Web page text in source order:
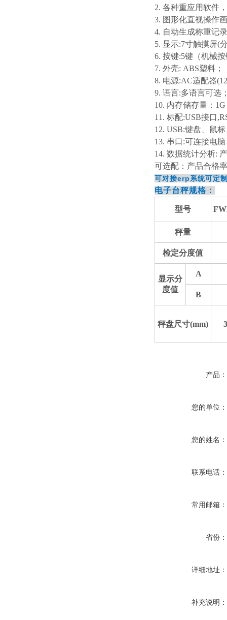
2. 各种重应用软件
3. 图形化直视操作
4. 自动生成称重记
5. 显示:7寸触摸屏(
6. 按键:5键（机械
7. 外壳: ABS塑料；
8. 电源:AC适配器
9. 语言:多语言可选
10. 内存储存量：
11 . 标配:USB接口
12. USB:键盘、鼠
13. 串口:可连接电
14. 数据统计分析:
可选配：产品合格
可对接erp系统可定
电子台秤规格：
型号
秤量
检定分度值
显示分
度值
A
B
秤盘尺寸(mm) 3
产品：
您的单位：
您的姓名：
联系电话：
常用邮箱：
省份：
详细地址：
补充说明：